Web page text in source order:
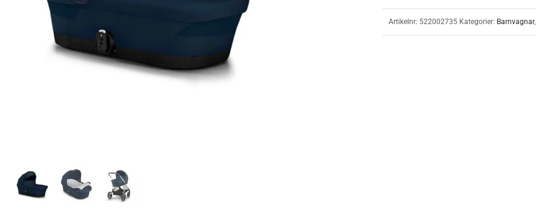
Artikelnr: 522002735 Kategorier: Barnvagnar,